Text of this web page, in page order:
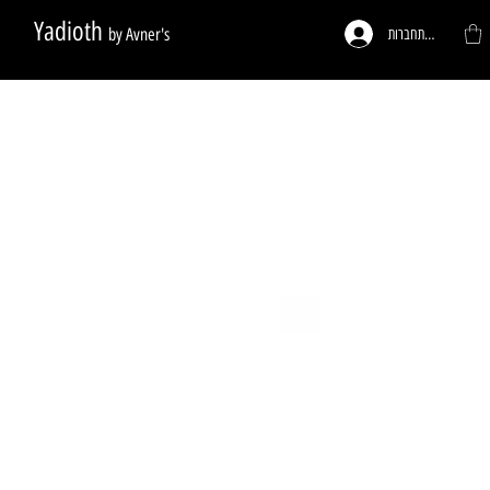
Yadioth by Avner's להתחברות